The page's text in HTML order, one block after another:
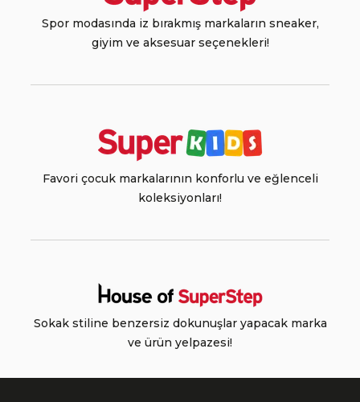
Spor modasında iz bırakmış markaların sneaker,
giyim ve aksesuar seçenekleri!
Favori çocuk markalarının konforlu ve eğlenceli
koleksiyonları!
Sokak stiline benzersiz dokunuşlar yapacak marka
ve ürün yelpazesi!